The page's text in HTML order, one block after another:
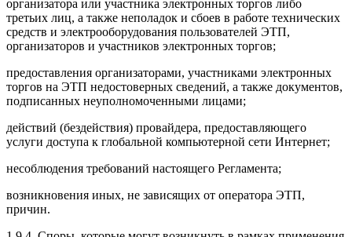
организатора или участника электронных торгов либо
третьих лиц, а также неполадок и сбоев в работе технических
средств и электрооборудования пользователей ЭТП,
организаторов и участников электронных торгов;
предоставления организаторами, участниками электронных
торгов на ЭТП недостоверных сведений, а также документов,
подписанных неуполномоченными лицами;
действий (бездействия) провайдера, предоставляющего
услуги доступа к глобальной компьютерной сети Интернет;
несоблюдения требований настоящего Регламента;
возникновения иных, не зависящих от оператора ЭТП,
причин.